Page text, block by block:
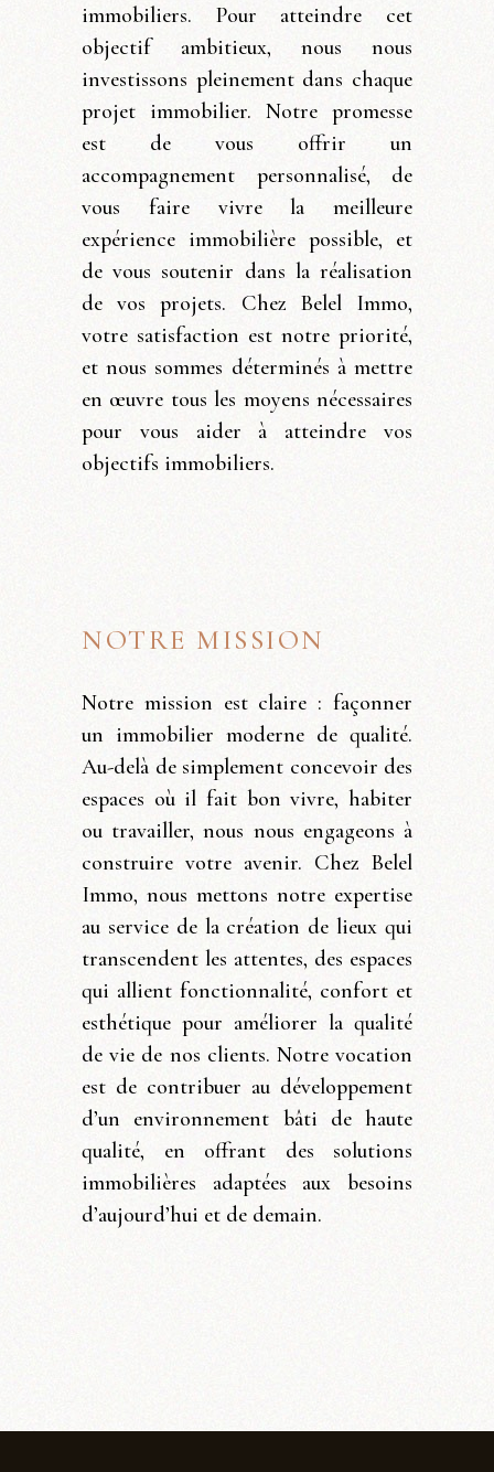
immobiliers. Pour atteindre cet
objectif ambitieux, nous nous
investissons pleinement dans chaque
projet immobilier. Notre promesse
est de vous offrir un
accompagnement personnalisé, de
vous faire vivre la meilleure
expérience immobilière possible, et
de vous soutenir dans la réalisation
de vos projets. Chez Belel Immo,
votre satisfaction est notre priorité,
et nous sommes déterminés à mettre
en œuvre tous les moyens nécessaires
pour vous aider à atteindre vos
objectifs immobiliers.
NOTRE MISSION
Notre mission est claire : façonner
un immobilier moderne de qualité.
Au-delà de simplement concevoir des
espaces où il fait bon vivre, habiter
ou travailler, nous nous engageons à
construire votre avenir. Chez Belel
Immo, nous mettons notre expertise
au service de la création de lieux qui
transcendent les attentes, des espaces
qui allient fonctionnalité, confort et
esthétique pour améliorer la qualité
de vie de nos clients. Notre vocation
est de contribuer au développement
d’un environnement bâti de haute
qualité, en offrant des solutions
immobilières adaptées aux besoins
d’aujourd’hui et de demain.